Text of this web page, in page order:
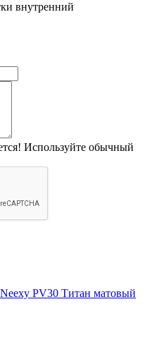
внутренний
Используйте обычный
PV30 Титан матовый